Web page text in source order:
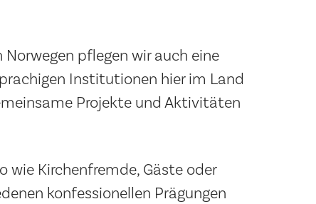
pflegen wir auch eine
Institutionen hier im Land
Projekte und Aktivitäten
wie Kirchenfremde, Gäste oder
konfessionellen Prägungen